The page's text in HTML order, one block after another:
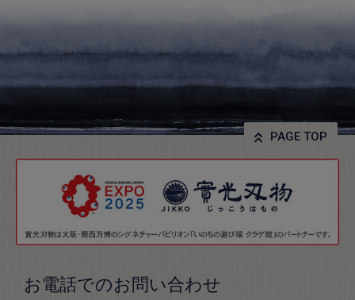
PAGE TOP
お電話でのお問い合わせ